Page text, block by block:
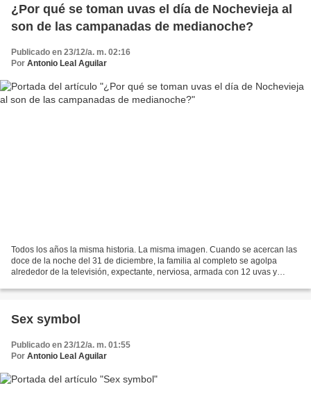
¿Por qué se toman uvas el día de Nochevieja al
son de las campanadas de medianoche?
Publicado en 23/12/a. m. 02:16
Por Antonio Leal Aguilar
Todos los años la misma historia. La misma imagen. Cuando se acercan las
doce de la noche del 31 de diciembre, la familia al completo se agolpa
alrededor de la televisión, expectante, nerviosa, armada con 12 uvas y
Sex symbol
Publicado en 23/12/a. m. 01:55
Por Antonio Leal Aguilar